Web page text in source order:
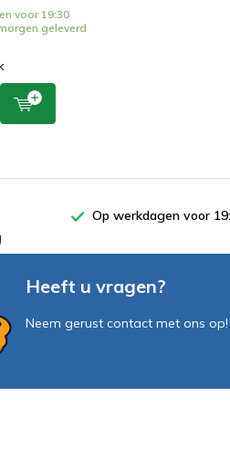
voor 19:30
geleverd
Op werkdagen voor
Heeft u vragen?
Neem gerust contact met ons op!